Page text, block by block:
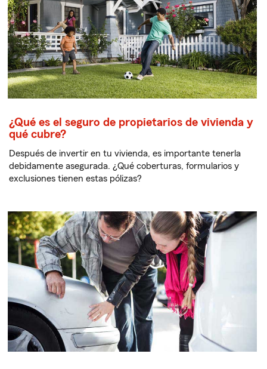
¿Qué es el seguro de propietarios de vivienda y
qué cubre?
Después de invertir en tu vivienda, es importante tenerla
debidamente asegurada. ¿Qué coberturas, formularios y
exclusiones tienen estas pólizas?